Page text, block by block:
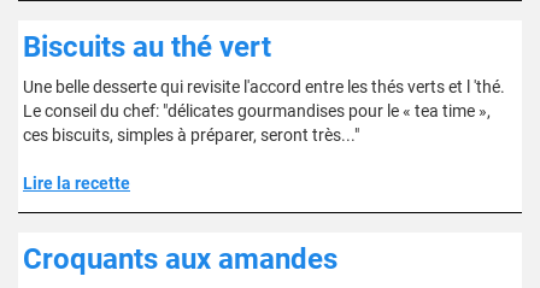
Biscuits au thé vert
Une belle desserte qui revisite l'accord entre les thés verts et l 'thé.
Le conseil du chef: "délicates gourmandises pour le « tea time »,
ces biscuits, simples à préparer, seront très..."
Lire la recette
Croquants aux amandes